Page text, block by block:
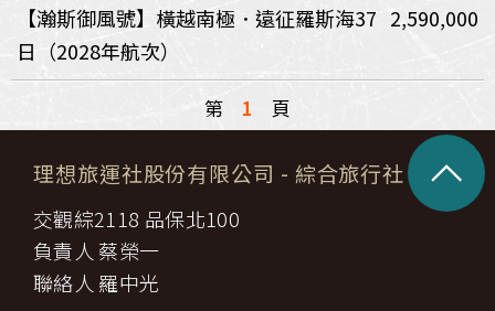
【瀚斯御風號】橫越南極．遠征羅斯海37
日（2028年航次）
2,590,000
第 1 頁
理想旅運社股份有限公司 - 綜合旅行社
交觀綜2118 品保北100
負責人 蔡榮一
聯絡人 羅中光
^